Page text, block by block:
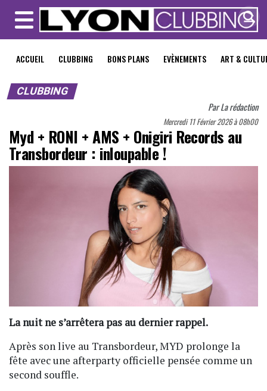
MENU
ACCUEIL CLUBBING BONS PLANS EVÈNEMENTS ART &
CLUBBING
ParLa rédaction
Mercredi 11 Février 2026 à 08h00
Myd + RONI + AMS + Onigiri Records au
Transbordeur : inloupable !
La nuit ne s’arrêtera pas au dernier rappel.
Après son live au Transbordeur, MYD prolonge la
fête avec une afterparty officielle pensée comme un
second souffle.